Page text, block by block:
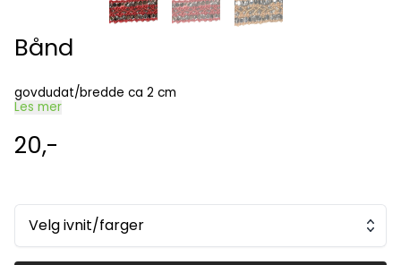
Bånd
govdudat/bredde ca 2 cm
Les mer
20,-
Velg ivnit/farger